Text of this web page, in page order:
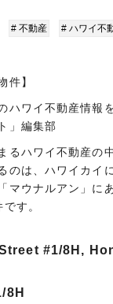
# 不動産 # ハワイ不
件】
ハワイ不動産情報
」編集部
るハワイ不動産の
のは、ハワイカイ
マウナルアン」に
す。
#1/8H,
8H